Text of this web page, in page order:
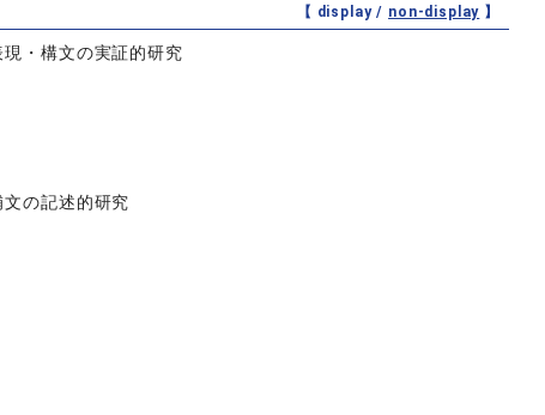
【 display / non-display 】
・構文の実証的研究
の記述的研究